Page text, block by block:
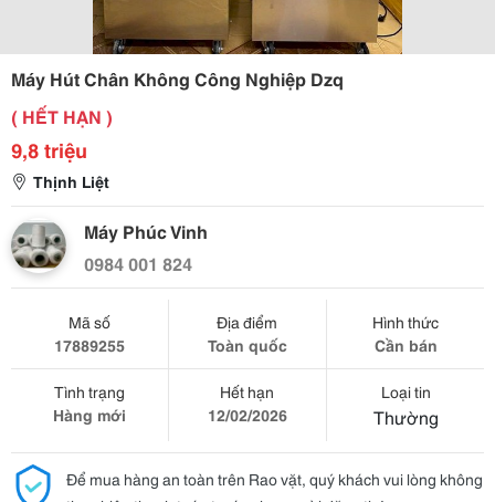
Máy Hút Chân Không Công Nghiệp Dzq
( HẾT HẠN )
9,8 triệu
Thịnh Liệt
Máy Phúc Vinh
0984 001 824
Mã số
17889255
Địa điểm
Toàn quốc
Hình thức
Cần bán
Tình trạng
Hàng mới
Hết hạn
12/02/2026
Loại tin
Thường
Để mua hàng an toàn trên Rao vặt, quý khách vui lòng không